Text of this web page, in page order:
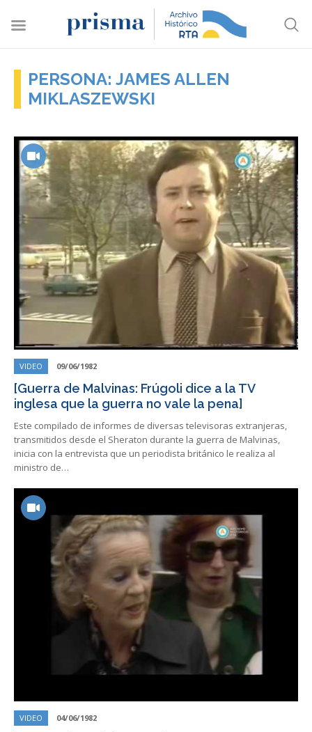
PERSONA: JAMES ALLEN
MIKLASZEWSKI
VIDEO 09/06/1982
[Guerra de Malvinas: Frúgoli dice a la TV
inglesa que la guerra no vale la pena]
Este compilado de informes de diversas televisoras extranjeras,
transmitidos desde el Sheraton durante la guerra de Malvinas,
inicia con la entrevista que un periodista británico le realiza al
ministro de…
VIDEO 04/06/1982